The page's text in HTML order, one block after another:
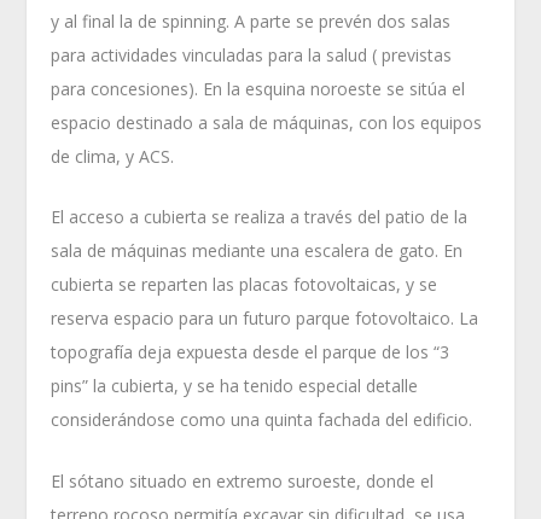
y al final la de spinning. A parte se prevén dos salas
para actividades vinculadas para la salud ( previstas
para concesiones). En la esquina noroeste se sitúa el
espacio destinado a sala de máquinas, con los equipos
de clima, y ACS.
El acceso a cubierta se realiza a través del patio de la
sala de máquinas mediante una escalera de gato. En
cubierta se reparten las placas fotovoltaicas, y se
reserva espacio para un futuro parque fotovoltaico. La
topografía deja expuesta desde el parque de los “3
pins” la cubierta, y se ha tenido especial detalle
considerándose como una quinta fachada del edificio.
El sótano situado en extremo suroeste, donde el
terreno rocoso permitía excavar sin dificultad, se usa